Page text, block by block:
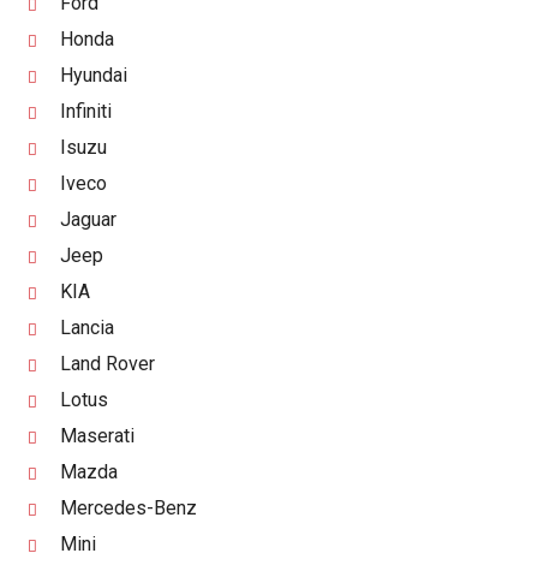
Honda
Hyundai
Infiniti
Isuzu
Iveco
Jaguar
Jeep
KIA
Lancia
Land Rover
Lotus
Maserati
Mazda
Mercedes-Benz
Mini